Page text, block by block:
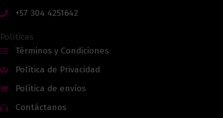
+57 304 4251642
Políticas
Términos y Condiciones
Política de Privacidad
Política de envíos
Contáctanos